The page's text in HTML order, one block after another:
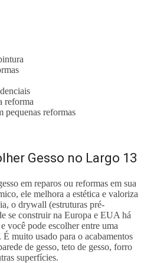
reforma
pequenas reformas
Gesso no Largo 13
em reparos ou reformas em sua
ele melhora a estética e valoriza
o drywall (estruturas pré-
se construir na Europa e EUA há
você pode escolher entre uma
muito usado para o acabamentos
de gesso, teto de gesso, forro
superfícies.